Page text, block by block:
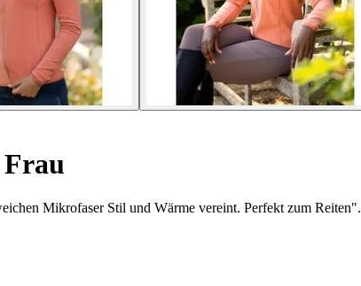
Mikrofaser Stil und Wärme vereint. Perfekt zum Reiten".